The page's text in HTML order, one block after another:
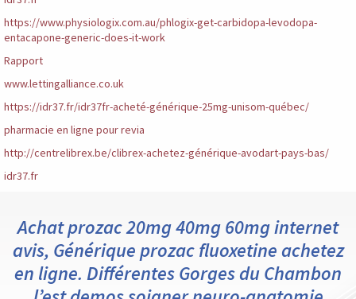
https://www.physiologix.com.au/phlogix-get-carbidopa-levodopa-
entacapone-generic-does-it-work
Rapport
www.lettingalliance.co.uk
https://idr37.fr/idr37fr-acheté-générique-25mg-unisom-québec/
pharmacie en ligne pour revia
http://centrelibrex.be/clibrex-achetez-générique-avodart-pays-bas/
idr37.fr
Achat prozac 20mg 40mg 60mg internet
avis, Générique prozac fluoxetine achetez
en ligne. Différentes Gorges du Chambon